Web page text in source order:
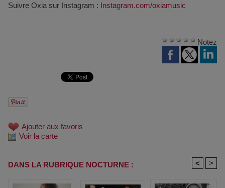
Suivre Oxia sur Instagram : Instagram.com/oxiamusic
Notez
Ajouter aux favoris
Voir la carte
DANS LA RUBRIQUE NOCTURNE : < >